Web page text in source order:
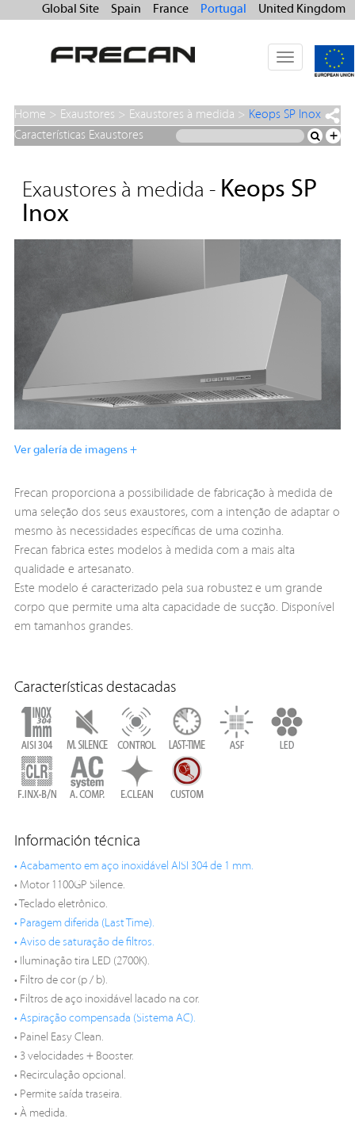
Global Site Spain France Portugal United Kingdom
Toggle
navigation
Home > Exaustores > Exaustores à medida > Keops SP Inox
Características Exaustores
+
Exaustores à medida - Keops SP
Inox
Ver galería de imagens +
Frecan proporciona a possibilidade de fabricação à medida de
uma seleção dos seus exaustores, com a intenção de adaptar o
mesmo às necessidades específicas de uma cozinha.
Frecan fabrica estes modelos à medida com a mais alta
qualidade e artesanato.
Este modelo é caracterizado pela sua robustez e um grande
corpo que permite uma alta capacidade de sucção. Disponível
em tamanhos grandes.
Características destacadas
Información técnica
• Acabamento em aço inoxidável AISI 304 de 1 mm.
• Motor 1100GP Silence.
• Teclado eletrônico.
• Paragem diferida (Last Time).
• Aviso de saturação de filtros.
• Iluminação tira LED (2700K).
• Filtro de cor (p / b).
• Filtros de aço inoxidável lacado na cor.
• Aspiração compensada (Sistema AC).
• Painel Easy Clean.
• 3 velocidades + Booster.
• Recirculação opcional.
• Permite saída traseira.
• À medida.